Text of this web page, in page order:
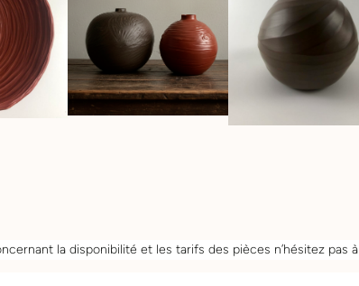
la disponibilité et les tarifs des pièces n’hésitez pas à